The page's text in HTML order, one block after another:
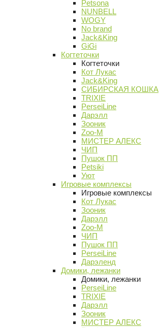
Petsona
NUNBELL
WOGY
No brand
Jack&King
GiGi
Когтеточки
Когтеточки
Кот Лукас
Jack&King
СИБИРСКАЯ КОШКА
TRIXIE
PerseiLine
Дарэлл
Зооник
Zoo-M
МИСТЕР АЛЕКС
ЧИП
Пушок ПП
Petsiki
Уют
Игровые комплексы
Игровые комплексы
Кот Лукас
Зооник
Дарэлл
Zoo-M
ЧИП
Пушок ПП
PerseiLine
Дарэленд
Домики, лежанки
Домики, лежанки
PerseiLine
TRIXIE
Дарэлл
Зооник
МИСТЕР АЛЕКС